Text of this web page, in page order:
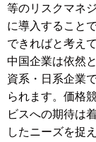
等のリスクマネ
に導入すること
できればと考え
中国企業は依然
資系・日系企業
られます。価格
ビスへの期待は
したニーズを捉